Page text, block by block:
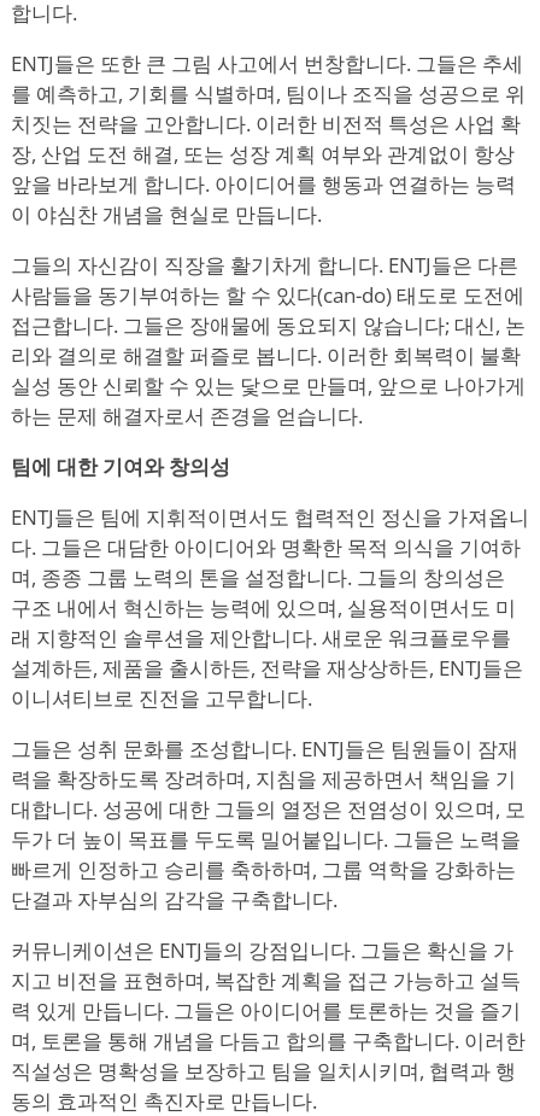
합니다.
ENTJ들은 또한 큰 그림 사고에서 번창합니다. 그들은 추세
를 예측하고, 기회를 식별하며, 팀이나 조직을 성공으로 위
치짓는 전략을 고안합니다. 이러한 비전적 특성은 사업 확
장, 산업 도전 해결, 또는 성장 계획 여부와 관계없이 항상
앞을 바라보게 합니다. 아이디어를 행동과 연결하는 능력
이 야심찬 개념을 현실로 만듭니다.
그들의 자신감이 직장을 활기차게 합니다. ENTJ들은 다른
사람들을 동기부여하는 할 수 있다(can-do) 태도로 도전에
접근합니다. 그들은 장애물에 동요되지 않습니다; 대신, 논
리와 결의로 해결할 퍼즐로 봅니다. 이러한 회복력이 불확
실성 동안 신뢰할 수 있는 닻으로 만들며, 앞으로 나아가게
하는 문제 해결자로서 존경을 얻습니다.
팀에 대한 기여와 창의성
ENTJ들은 팀에 지휘적이면서도 협력적인 정신을 가져옵니
다. 그들은 대담한 아이디어와 명확한 목적 의식을 기여하
며, 종종 그룹 노력의 톤을 설정합니다. 그들의 창의성은
구조 내에서 혁신하는 능력에 있으며, 실용적이면서도 미
래 지향적인 솔루션을 제안합니다. 새로운 워크플로우를
설계하든, 제품을 출시하든, 전략을 재상상하든, ENTJ들은
이니셔티브로 진전을 고무합니다.
그들은 성취 문화를 조성합니다. ENTJ들은 팀원들이 잠재
력을 확장하도록 장려하며, 지침을 제공하면서 책임을 기
대합니다. 성공에 대한 그들의 열정은 전염성이 있으며, 모
두가 더 높이 목표를 두도록 밀어붙입니다. 그들은 노력을
빠르게 인정하고 승리를 축하하며, 그룹 역학을 강화하는
단결과 자부심의 감각을 구축합니다.
커뮤니케이션은 ENTJ들의 강점입니다. 그들은 확신을 가
지고 비전을 표현하며, 복잡한 계획을 접근 가능하고 설득
력 있게 만듭니다. 그들은 아이디어를 토론하는 것을 즐기
며, 토론을 통해 개념을 다듬고 합의를 구축합니다. 이러한
직설성은 명확성을 보장하고 팀을 일치시키며, 협력과 행
동의 효과적인 촉진자로 만듭니다.